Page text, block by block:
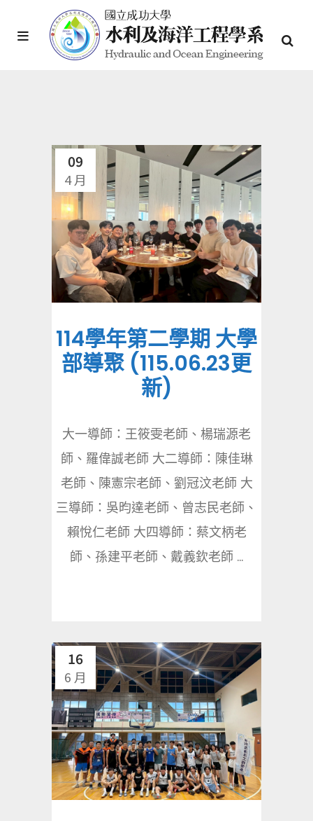
09
4 月
114學年第二學期 大學
部導聚 (115.06.23更
新)
大一導師：王筱雯老師、楊瑞源老
師、羅偉誠老師 大二導師：陳佳琳
老師、陳憲宗老師、劉冠汶老師 大
三導師：吳昀達老師、曾志民老師、
賴悅仁老師 大四導師：蔡文柄老
師、孫建平老師、戴義欽老師 ...
16
6 月